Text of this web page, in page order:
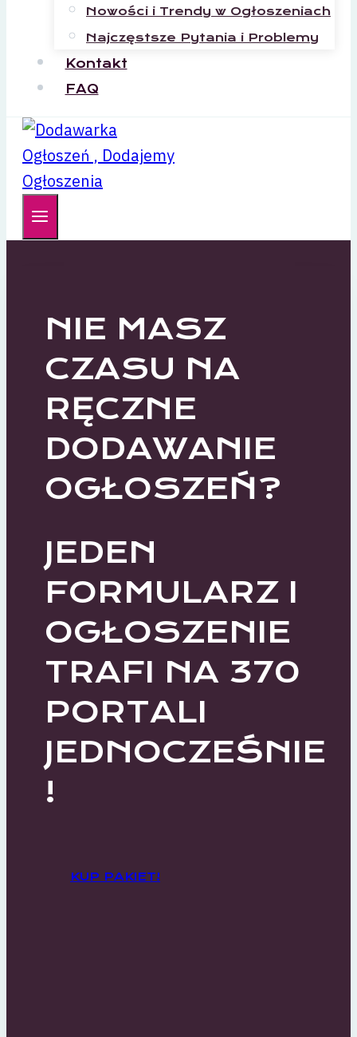
Nowości i Trendy w Ogłoszeniach
Najczęstsze Pytania i Problemy
Kontakt
FAQ
NIE MASZ
CZASU NA
RĘCZNE
DODAWANIE
OGŁOSZEŃ?
JEDEN
FORMULARZ I
OGŁOSZENIE
TRAFI NA 370
PORTALI
JEDNOCZEŚNIE
!
KUP PAKIET!